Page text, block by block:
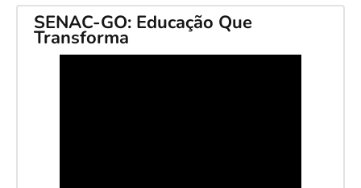
SENAC-GO: Educação Que
Transforma